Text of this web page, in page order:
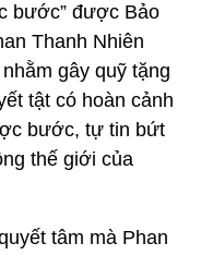
bước” được Bảo
Thanh Nhiên
gây quỹ tặng
tật có hoàn cảnh
bước, tự tin bứt
thế giới của
tâm mà Phan